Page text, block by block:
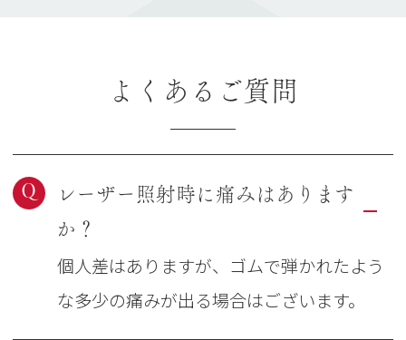
よくあるご質問
Q
レーザー照射時に痛みはあります
か？
個人差はありますが、ゴムで弾かれたよう
な多少の痛みが出る場合はございます。